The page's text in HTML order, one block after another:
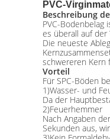
PVC-
Beschreibung
PVC-
es überall auf der
Die neueste
schwereren Kern
Vorteil
Für SPC-Böden
1)Wasser- und
Da der
2)Feuerhemmer
Nach Angaben
Sekunden aus,